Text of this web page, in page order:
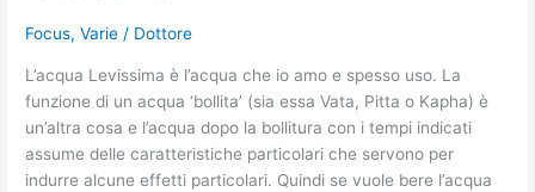
Focus,Varie / Dottore
L’acqua Levissima è l’acqua che io amo e spesso uso. La
funzione di un acqua ‘bollita’ (sia essa Vata, Pitta o Kapha) è
un’altra cosa e l’acqua dopo la bollitura con i tempi indicati
assume delle caratteristiche particolari che servono per
indurre alcune effetti particolari. Quindi se vuole bere l’acqua